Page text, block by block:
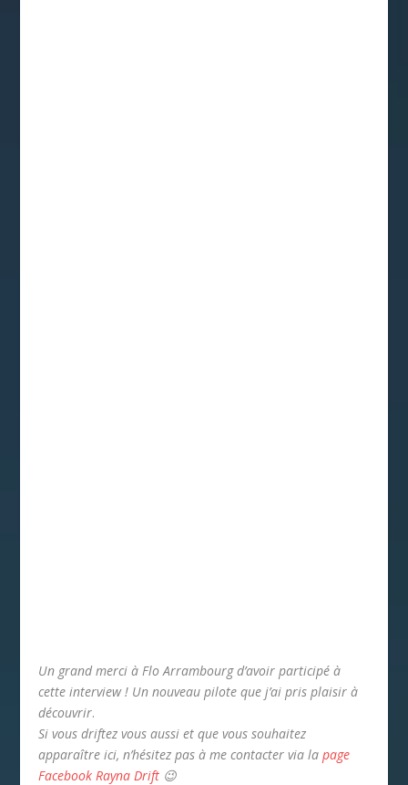
Un grand merci à Flo Arrambourg d’avoir participé à
cette interview ! Un nouveau pilote que j’ai pris plaisir à
découvrir.
Si vous driftez vous aussi et que vous souhaitez
apparaître ici, n’hésitez pas à me contacter via lapage
Facebook Rayna Drift 😉